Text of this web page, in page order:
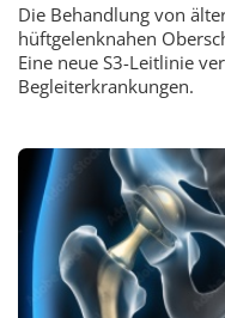
Die Behandlung von
hüftgelenknahen
Eine neue S3-Leitlinie
Begleiterkrankungen.